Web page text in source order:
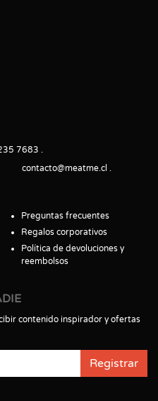
7683
contacto@meatme.cl
Preguntas frecuentes
Regalos corporativos
Política de devoluciones y
reembolsos
contenido inspirador y ofertas
Registrar